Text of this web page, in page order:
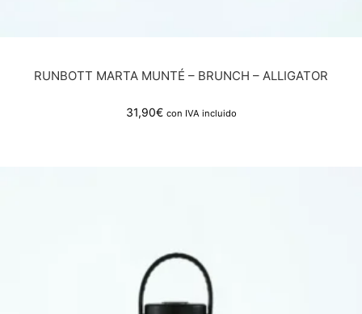
RUNBOTT MARTA MUNTÉ – BRUNCH – ALLIGATOR
31,90€ con IVA incluido